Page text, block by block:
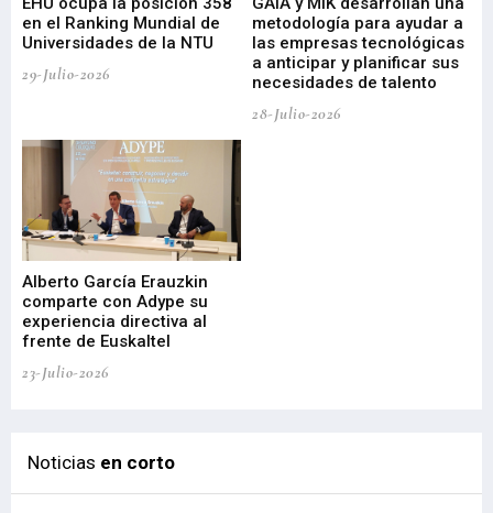
en el Ranking Mundial de
Universidades de la NTU
29-Julio-2026
metodología para ayudar a
las empresas tecnológicas
a anticipar y planificar sus
necesidades de talento
28-Julio-2026
Alberto García Erauzkin
comparte con Adype su
experiencia directiva al
frente de Euskaltel
23-Julio-2026
Noticias en corto